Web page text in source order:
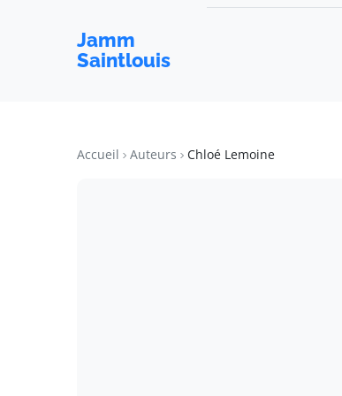
Jamm
Saintlouis
Accueil Auteurs Chloé Lemoine